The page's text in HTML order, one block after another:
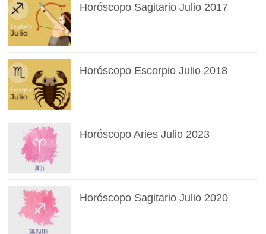
Horóscopo Sagitario Julio 2017
Horóscopo Escorpio Julio 2018
Horóscopo Aries Julio 2023
Horóscopo Sagitario Julio 2020